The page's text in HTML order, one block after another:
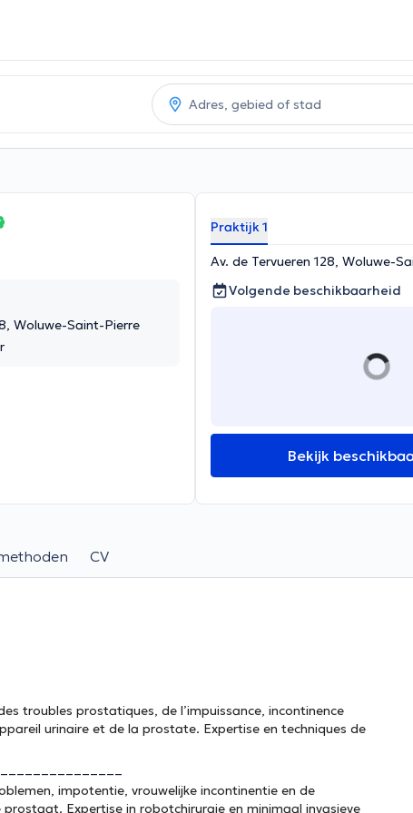
Woluwe-Saint-Pierre
Praktijk 1
Av. de Tervueren 128, Woluwe-
Volgende beschikbaarheid
Bekijk
CV
troubles prostatiques, de l’impuissance, incontinence
urinaire et de la prostate. Expertise en techniques de
impotentie, vrouwelijke incontinentie en de
Expertise in robotchirurgie en minimaal invasieve